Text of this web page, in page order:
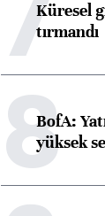
Küresel
tırmandı
8
BofA:
yüksek